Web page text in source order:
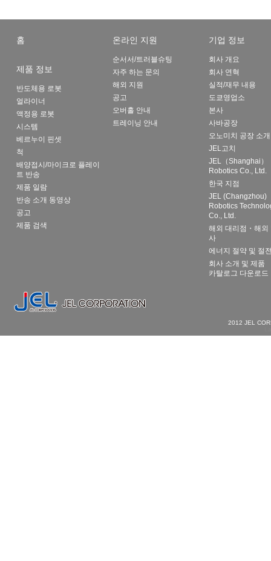
홈
제품 정보
반도체용 로봇
얼라이너
액정용 로봇
시스템
베르누이 핀셋
척
배양접시/마이크로 플레이
트 반송
제품 일람
반송 소개 동영상
공고
제품 검색
온라인 지원
순서서/트러블슈팅
자주 하는 문의
해외 지원
공고
오버홀 안내
트레이닝 안내
기업 정보
회사 개요
회사 연혁
실적/재무 내용
도쿄영업소
본사
사바공장
오노미치 공장 소개
JEL고치
JEL（Shanghai）
Robotics Co., Ltd.
한국 지점
JEL (Changzhou)
Robotics
Co., Ltd.
해외 대리점・해외
사
에너지 절약 및 절
회사 소개 및 제품
카탈로그 다운로드
2012 JEL